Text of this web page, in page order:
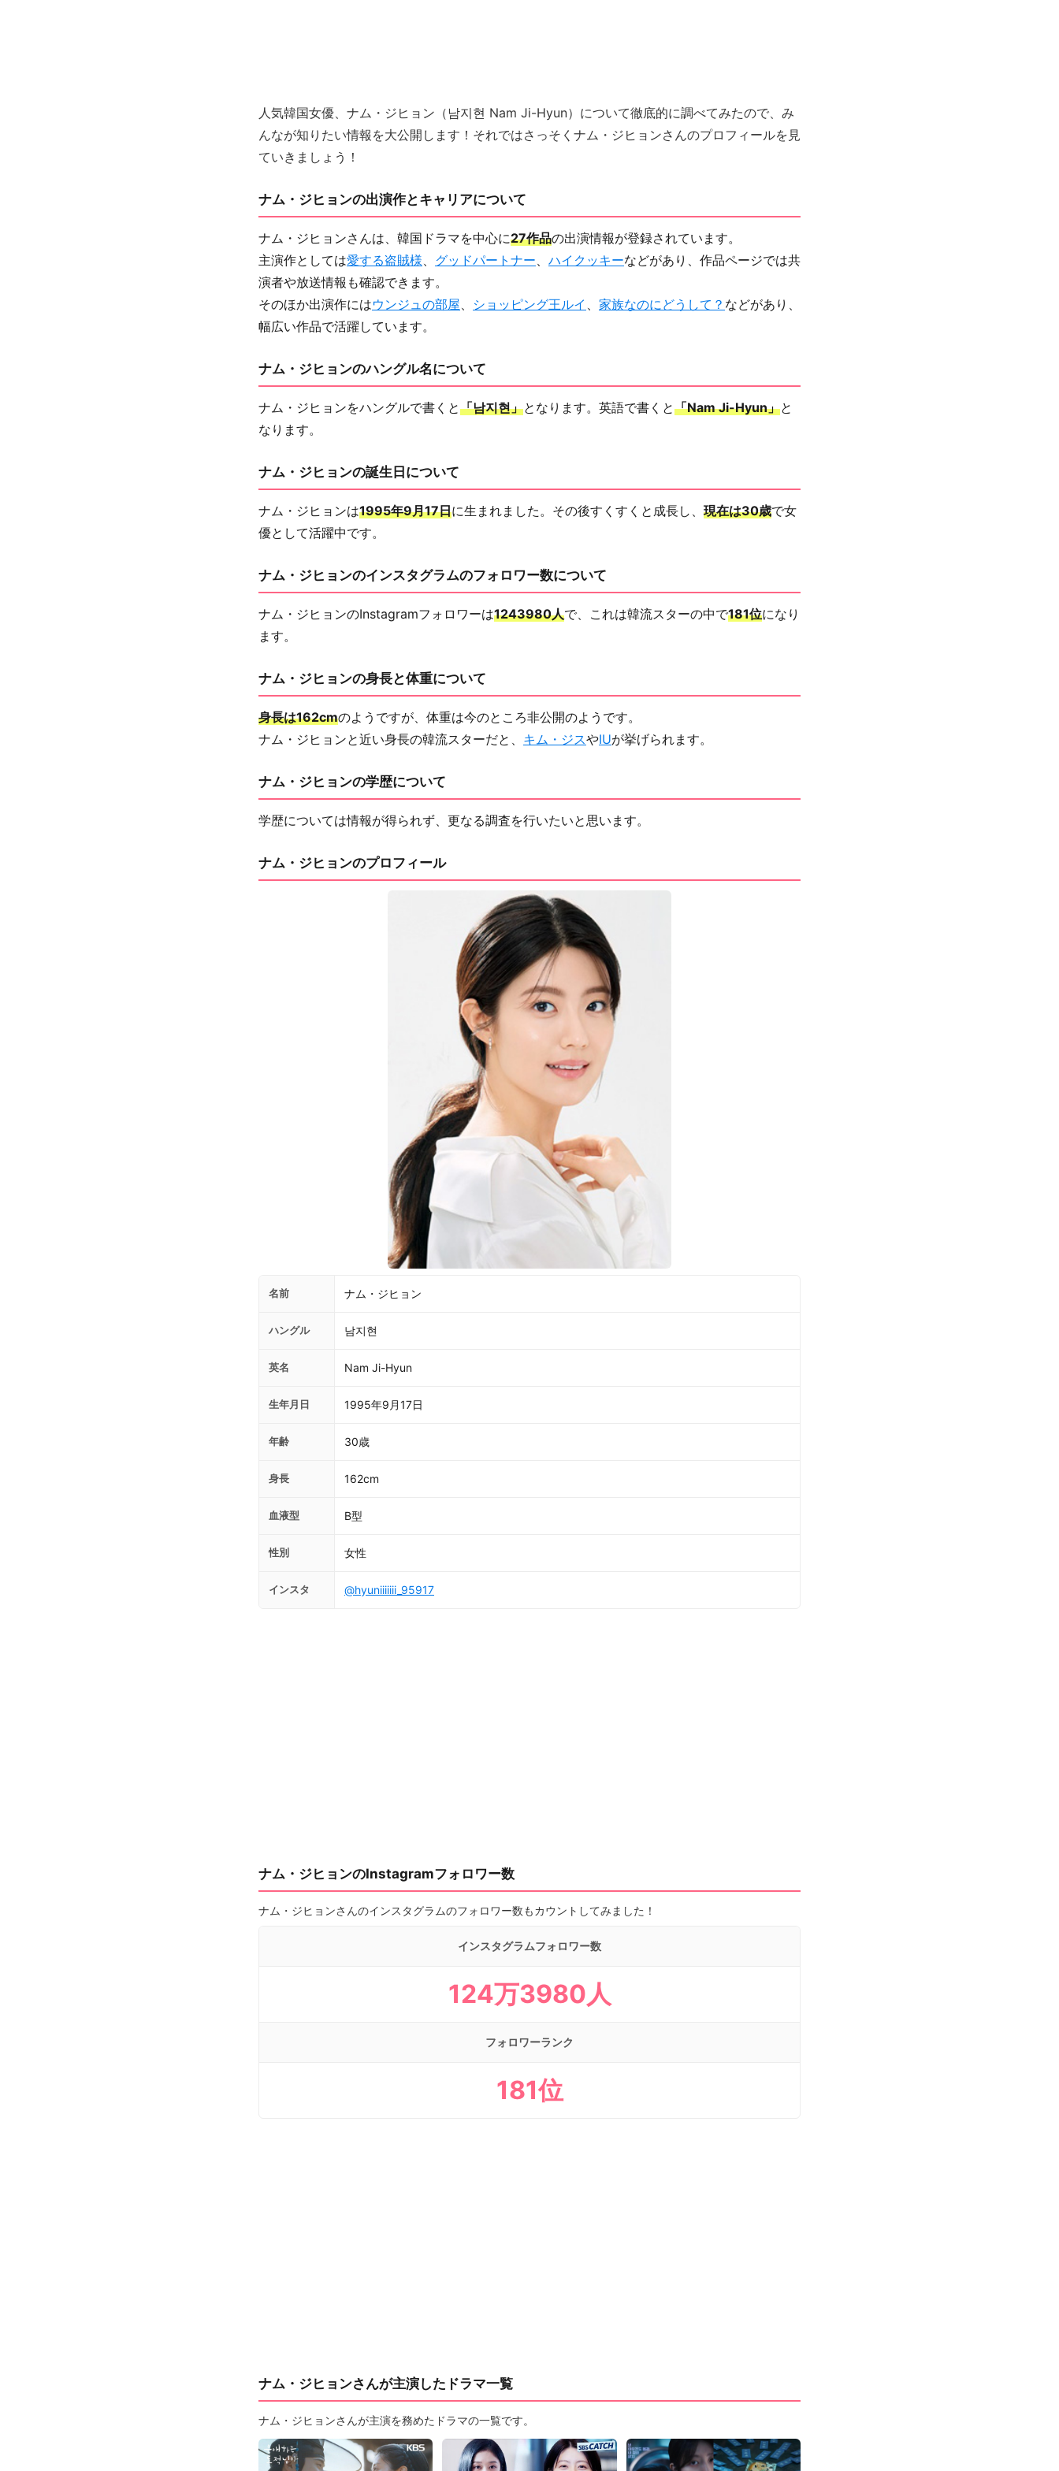
人気韓国女優、ナム・ジヒョン（남지현 Nam Ji-Hyun）について徹底的に調べてみたので、み
んなが知りたい情報を大公開します！それではさっそくナム・ジヒョンさんのプロフィールを見
ていきましょう！
ナム・ジヒョンの出演作とキャリアについて
ナム・ジヒョンさんは、韓国ドラマを中心に27作品の出演情報が登録されています。
主演作としては愛する盗賊様、 グッドパートナー、 ハイクッキーなどがあり、作品ページでは共
演者や放送情報も確認できます。
そのほか出演作にはウンジュの部屋、 ショッピング王ルイ 、 家族なのにどうして？ などがあり、
幅広い作品で活躍しています。
ナム・ジヒョンのハングル名について
ナム・ジヒョンをハングルで書くと「남지현」となります。英語で書くと「Nam Ji-Hyun」と
なります。
ナム・ジヒョンの誕生日について
ナム・ジヒョンは1995年9月17日に生まれました。その後すくすくと成長し、 現在は30歳で女
優として活躍中です。
ナム・ジヒョンのインスタグラムのフォロワー数について
ナム・ジヒョンのInstagramフォロワーは1243980人で、これは韓流スターの中で181位になり
ます。
ナム・ジヒョンの身長と体重について
身長は162cmのようですが、体重は今のところ非公開のようです。
ナム・ジヒョンと近い身長の韓流スターだと、 キム・ジスやIUが挙げられます。
ナム・ジヒョンの学歴について
学歴については情報が得られず、更なる調査を行いたいと思います。
ナム・ジヒョンのプロフィール
名前 ナム・ジヒョン
ハングル 남지현
英名 Nam Ji-Hyun
生年月日 1995年9月17日
年齢 30歳
身長 162cm
血液型 B型
性別 女性
インスタ @hyuniiiiiii_95917
ナム・ジヒョンのInstagramフォロワー数
ナム・ジヒョンさんのインスタグラムのフォロワー数もカウントしてみました！
インスタグラムフォロワー数
124万3980人
フォロワーランク
181位
ナム・ジヒョンさんが主演したドラマ一覧
ナム・ジヒョンさんが主演を務めたドラマの一覧です。